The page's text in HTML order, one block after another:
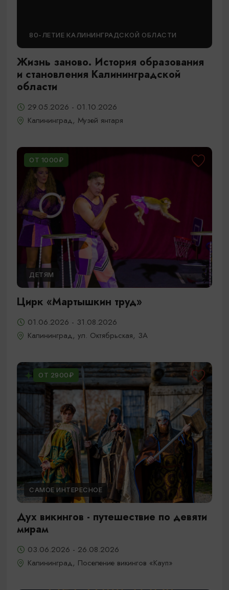
80-ЛЕТИЕ КАЛИНИНГРАДСКОЙ ОБЛАСТИ
Жизнь заново. История образования
и становления Калининградской
области
29.05.2026 - 01.10.2026
Калининград, Музей янтаря
ОТ 1000₽
ДЕТЯМ
Цирк «Мартышкин труд»
01.06.2026 - 31.08.2026
Калининград, ул. Октябрьская, 3А
ОТ 2900₽
САМОЕ ИНТЕРЕСНОЕ
Дух викингов - путешествие по девяти
мирам
03.06.2026 - 26.08.2026
Калининград, Поселение викингов «Кауп»